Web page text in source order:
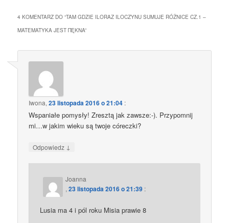
4 KOMENTARZ DO “TAM GDZIE ILORAZ ILOCZYNU SUMUJE RÓŻNICE CZ.1 –
MATEMATYKA JEST ΠĘKNA”
Iwona,23 listopada 2016 o 21:04 :
Wspaniałe pomysły! Zresztą jak zawsze:-). Przypomnij
mi…w jakim wieku są twoje córeczki?
Odpowiedz ↓
Joanna
,23 listopada 2016 o 21:39 :
Lusia ma 4 i pól roku Misia prawie 8